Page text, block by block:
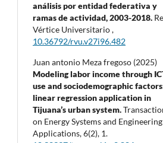
análisis por entidad federativa y
ramas de actividad, 2003-2018.
Vértice Universitario ,
10.36792/rvu.v27i96.482
Juan antonio Meza fregoso (2025)
Modeling labor income through
use and sociodemographic
linear regression application in
Tijuana’s urban system.
on Energy Systems and Engineering
Applications,6(2), 1.